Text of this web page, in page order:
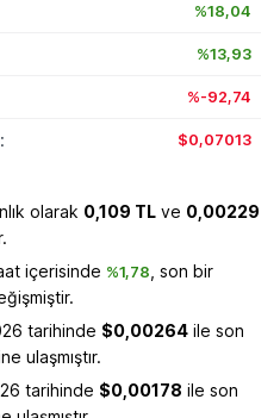
%18,04
%13,93
%-92,74
$0,07013
olarak 0,109 TL ve 0,00229
içerisinde %1,78 , son bir
tarihinde $0,00264 ile son
ulaşmıştır.
tarihinde $0,00178 ile son